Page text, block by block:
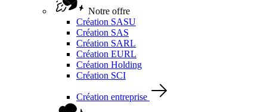
Notre offre
Création SASU
Création SAS
Création SARL
Création EURL
Création Holding
Création SCI
Création entreprise